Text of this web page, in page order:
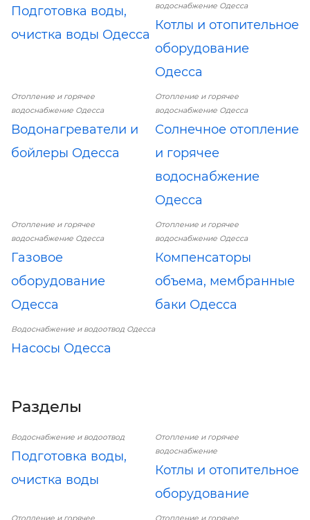
Подготовка воды,
очистка воды Одесса
водоснабжение Одесса
Котлы и отопительное
оборудование
Одесса
Отопление и горячее
водоснабжение Одесса
Водонагреватели и
бойлеры Одесса
Отопление и горячее
водоснабжение Одесса
Солнечное отопление
и горячее
водоснабжение
Одесса
Отопление и горячее
водоснабжение Одесса
Газовое
оборудование
Одесса
Отопление и горячее
водоснабжение Одесса
Компенсаторы
объема, мембранные
баки Одесса
Водоснабжение и водоотвод Одесса
Насосы Одесса
Разделы
Водоснабжение и водоотвод
Подготовка воды,
очистка воды
Отопление и горячее
водоснабжение
Котлы и отопительное
оборудование